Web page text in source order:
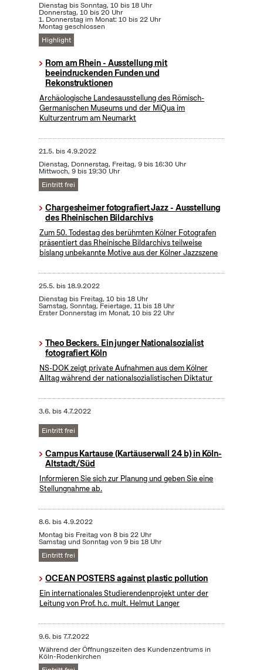
Dienstag bis Sonntag, 10 bis 18 Uhr
Donnerstag, 10 bis 20 Uhr
1. Donnerstag im Monat: 10 bis 22 Uhr
Montag geschlossen
Highlight
Rom am Rhein - Ausstellung mit
beeindruckenden Funden und
Rekonstruktionen
Archäologische Landesausstellung des Römisch-
Germanischen Museums und der MiQua im
Kulturzentrum am Neumarkt
21.5. bis4.9.2022
Dienstag, Donnerstag, Freitag, 9 bis 16:30 Uhr
Mittwoch, 9 bis 19:30 Uhr
Eintritt frei
Chargesheimer fotografiert Jazz - Ausstellung
des Rheinischen Bildarchivs
Zum 50. Todestag des berühmten Kölner Fotografen
präsentiert das Rheinische Bildarchivs teilweise
bislang unbekannte Motive aus der Kölner Jazzszene
25.5. bis18.9.2022
Dienstag bis Freitag, 10 bis 18 Uhr
Samstag, Sonntag, Feiertage, 11 bis 18 Uhr
Erster Donnerstag im Monat, 10 bis 22 Uhr
Theo Beckers. Ein junger Nationalsozialist
fotografiert Köln
NS-DOK zeigt private Aufnahmen aus dem Kölner
Alltag während der nationalsozialistischen Diktatur
3.6. bis4.7.2022
Eintritt frei
Campus Kartause (Kartäuserwall 24 b) in Köln-
Altstadt/Süd
Informieren Sie sich zur Planung und geben Sie eine
Stellungnahme ab.
8.6. bis4.9.2022
Montag bis Freitag von 8 bis 22 Uhr
Samstag und Sonntag von 9 bis 18 Uhr
Eintritt frei
OCEAN POSTERS against plastic pollution
Ein internationales Studierendenprojekt unter der
Leitung von Prof. h.c. mult. Helmut Langer
9.6. bis7.7.2022
Während der Öffnungszeiten des Kundenzentrums in
Köln-Rodenkirchen